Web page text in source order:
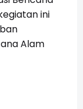
ini
Alam